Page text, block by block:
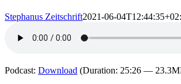
Stephanus Zeitschrift2021-06-
Podcast: Download (Duration: 25:26 —